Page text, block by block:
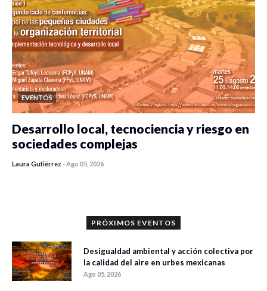
EVENTOS
Desarrollo local, tecnociencia y riesgo en
sociedades complejas
Laura Gutiérrez -Ago 05, 2026
PRÓXIMOS EVENTOS
Desigualdad ambiental y acción colectiva por
la calidad del aire en urbes mexicanas
Ago 05, 2026